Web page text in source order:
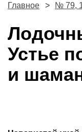
Главное № 79,
Устье
и